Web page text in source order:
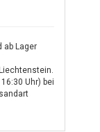
ab Lager
Uhr) bei